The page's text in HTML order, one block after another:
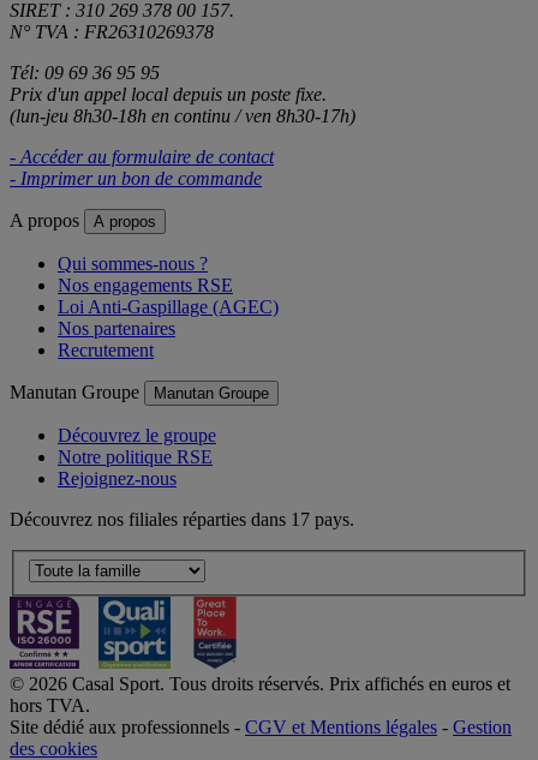
SIRET : 310 269 378 00 157.
N° TVA : FR26310269378
Tél: 09 69 36 95 95
Prix d'un appel local depuis un poste fixe.
(lun-jeu 8h30-18h en continu / ven 8h30-17h)
- Accéder au formulaire de contact
- Imprimer un bon de commande
A propos A propos
Qui sommes-nous ?
Nos engagements RSE
Loi Anti-Gaspillage (AGEC)
Nos partenaires
Recrutement
Manutan Groupe Manutan Groupe
Découvrez le groupe
Notre politique RSE
Rejoignez-nous
Découvrez nos filiales réparties dans 17 pays.
© 2026 Casal Sport. Tous droits réservés. Prix affichés en euros et
hors TVA.
Site dédié aux professionnels - CGV et Mentions légales - Gestion
des cookies